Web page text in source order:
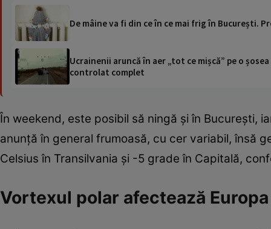
De mâine va fi din ce în ce mai frig în București.
Ucrainenii aruncă în aer „tot ce mișcă” pe o
controlat complet
În weekend, este posibil să ningă și în București,
anunță în general frumoasă, cu cer variabil, însă
Celsius în Transilvania și -5 grade în Capitală,
Vortexul polar afectează Europa